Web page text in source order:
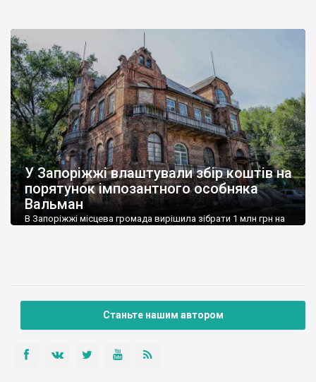
У Запоріжжі влаштували збір коштів на
порятунок імпозантного особняка
Вальман
В Запоріжжі місцева громада вирішила зібрати 1 млн грн на
вирішили звернутися до спонсорів, донорів та меценатів.
Через аукціони та звернення до громадськості запустили
процес збору коштів. […]Станьте нашим автором